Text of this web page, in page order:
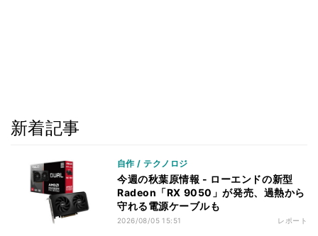
新着記事
自作 / テクノロジ
今週の秋葉原情報 - ローエンドの新型
Radeon「RX 9050」が発売、過熱から
守れる電源ケーブルも
2026/08/05 15:51 レポート